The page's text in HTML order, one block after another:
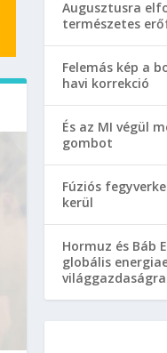
Augusztusra
természetes
Felemás kép a
havi korrekció
És az MI végül
gombot
Fúziós
kerül
Hormuz és Báb
globális
világgazdaságra